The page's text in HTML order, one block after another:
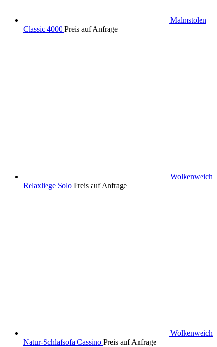
Malmstolen
Classic 4000 Preis auf Anfrage
Wolkenweich
Relaxliege Solo Preis auf Anfrage
Wolkenweich
Natur-Schlafsofa Cassino Preis auf Anfrage